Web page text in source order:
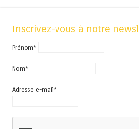
Inscrivez-vous à notre
Prénom*
Nom*
Adresse e-mail*